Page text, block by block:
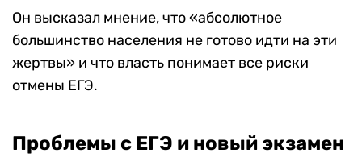
Он высказал мнение, что «абсолютное
большинство населения не готово идти на эти
жертвы» и что власть понимает все риски
отмены ЕГЭ.
Проблемы с ЕГЭ и новый экзамен